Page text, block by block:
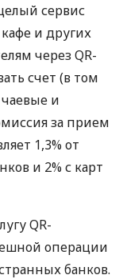
сервис
и других
через QR-
счет (в том
чаевые и
за прием
1,3% от
и 2% с карт
QR-
операции
банков.